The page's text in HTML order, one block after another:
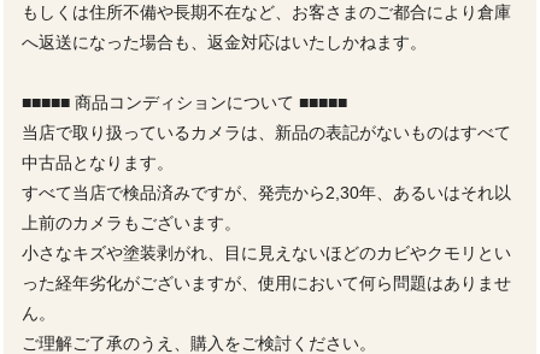
もしくは住所不備や長期不在など、お客さまのご都合により倉庫
へ返送になった場合も、返金対応はいたしかねます。
■■■■■ 商品コンディションについて ■■■■■
当店で取り扱っているカメラは、新品の表記がないものはすべて
中古品となります。
すべて当店で検品済みですが、発売から2,30年、あるいはそれ以
上前のカメラもございます。
小さなキズや塗装剥がれ、目に見えないほどのカビやクモリとい
った経年劣化がございますが、使用において何ら問題はありませ
ん。
ご理解ご了承のうえ、購入をご検討ください。